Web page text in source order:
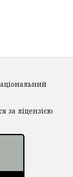
за ліцензією